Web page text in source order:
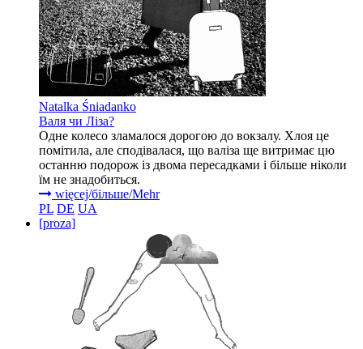
Natalka Śniadanko
Валя чи Ліза?
Одне колесо зламалося дорогою до вокзалу. Хлоя це
помітила, але сподівалася, що валіза ще витримає цю
останню подорож із двома пересадками і більше ніколи
їм не знадобиться.
więcej/більше/Mehr
PL DE UA
[proza]